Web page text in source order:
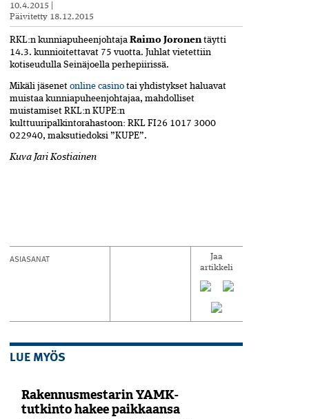
10.4.2015
Päivitetty 18.12.2015
RKL:n kunniapuheenjohtaja Raimo Joronen täytti
14.3. kunnioitettavat 75 vuotta. Juhlat vietettiin
kotiseudulla Seinäjoella perhepiirissä.
Mikäli jäsenet online casino tai yhdistykset haluavat
muistaa kunniapuheenjohtajaa, mahdolliset
muistamiset RKL:n KUPE:n
kulttuuripalkintorahastoon: RKL FI26 1017 3000
022940, maksutiedoksi ”KUPE”.
Kuva Jari Kostiainen
ASIASANAT
Jaa
artikkeli
LUE MYÖS
Rakennusmestarin YAMK-
tutkinto hakee paikkaansa